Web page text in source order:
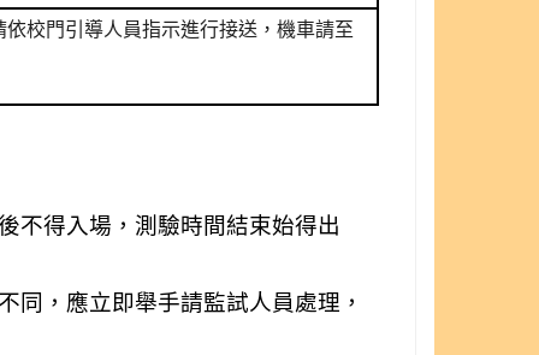
校門引導人員指示進行接送，機車請至
不得入場，測驗時間結束始得出
同，應立即舉手請監試人員處理，